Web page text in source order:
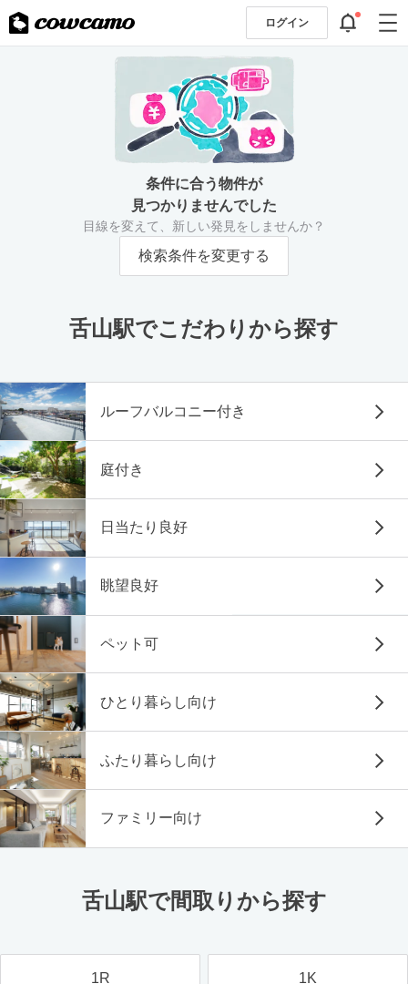
ログイン
条件に合う物件が
見つかりませんでした
目線を変えて、新しい発見をしませんか？
検索条件を変更する
舌山駅でこだわりから探す
ルーフバルコニー付き
庭付き
日当たり良好
眺望良好
ペット可
ひとり暮らし向け
ふたり暮らし向け
ファミリー向け
舌山駅で間取りから探す
1R 1K